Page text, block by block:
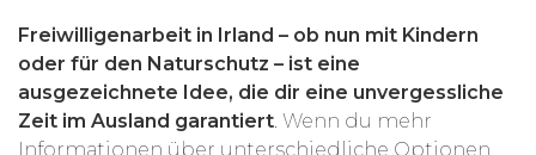
Freiwilligenarbeit in Irland – ob nun mit Kindern
oder für den Naturschutz – ist eine
ausgezeichnete Idee, die dir eine unvergessliche
Zeit im Ausland garantiert. Wenn du mehr
Informationen über unterschiedliche Optionen